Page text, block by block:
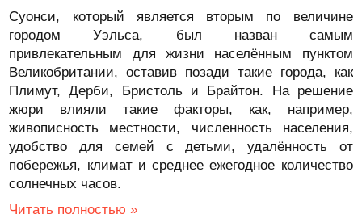
Суонси, который является вторым по величине
городом Уэльса, был назван самым
привлекательным для жизни населённым пунктом
Великобритании, оставив позади такие города, как
Плимут, Дерби, Бристоль и Брайтон. На решение
жюри влияли такие факторы, как, например,
живописность местности, численность населения,
удобство для семей с детьми, удалённость от
побережья, климат и среднее ежегодное количество
солнечных часов.
Читать полностью »